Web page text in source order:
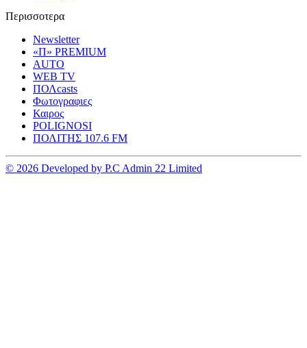
Περισσοτερα
Newsletter
«Π» PREMIUM
AUTO
WEB TV
ΠΟΛcasts
Φωτογραφιες
Καιρος
POLIGNOSI
ΠΟΛΙΤΗΣ 107.6 FM
© 2026 Developed by P.C Admin 22 Limited